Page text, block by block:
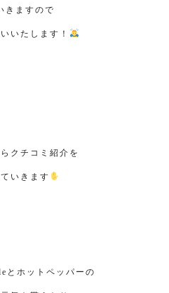
きますので
いたします！
クチコミ紹介を
いきます
とホットペッパーの